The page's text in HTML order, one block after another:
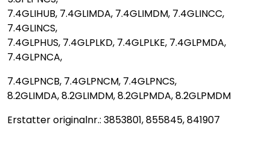
7.4GLIHUB, 7.4GLIMDA, 7.4GLIMDM, 7.4GLINCC,
7.4GLINCS,
7.4GLPHUS, 7.4GLPLKD, 7.4GLPLKE, 7.4GLPMDA,
7.4GLPNCA,
7.4GLPNCB, 7.4GLPNCM, 7.4GLPNCS,
8.2GLIMDA, 8.2GLIMDM, 8.2GLPMDA, 8.2GLPMDM
Erstatter originalnr.: 3853801, 855845, 841907